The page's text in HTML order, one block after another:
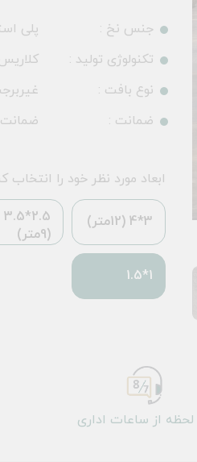
جنس نخ :
پلی
تکنولوژی تولید :
نوع بافت :
ضمانت :
ضمانت 36 ماهه
ابعاد مورد نظر خود را انتخاب
3*4 (12متر)
2.5*3.5
(9متر)
1*1.5
از ساعات اداری